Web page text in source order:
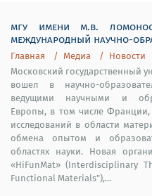
мгу имени м.в.
международный научно-
Главная Медиа
Новости
Московский государственный
вошел в научно-
ведущими научными и
Европы, в том числе
исследований в области
обмена опытом и
областях науки. Новая
«HiFunMat» (Interdisciplinary
Functional Materials"),...